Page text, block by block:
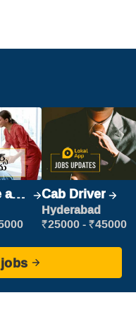
Cab Driver
Hyderabad
₹25000 - ₹45000